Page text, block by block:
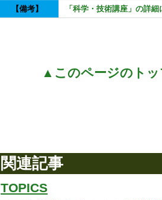
【備考】
「科学・技術講座」の詳
▲このページのトッ
関連記事
TOPICS